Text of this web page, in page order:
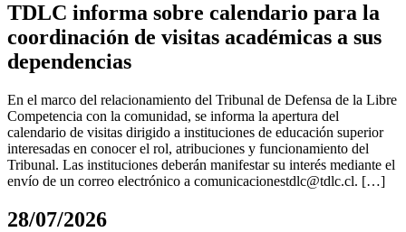
TDLC informa sobre calendario para la
coordinación de visitas académicas a sus
dependencias
En el marco del relacionamiento del Tribunal de Defensa de la Libre
Competencia con la comunidad, se informa la apertura del
calendario de visitas dirigido a instituciones de educación superior
interesadas en conocer el rol, atribuciones y funcionamiento del
Tribunal. Las instituciones deberán manifestar su interés mediante el
envío de un correo electrónico a comunicacionestdlc@tdlc.cl. […]
28/07/2026